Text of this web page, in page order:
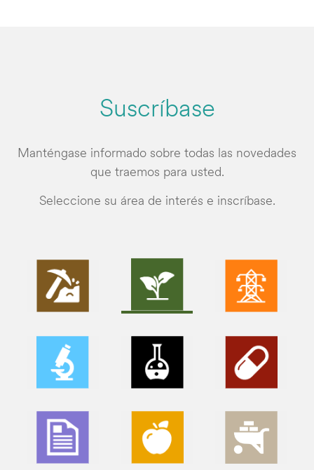
Suscríbase
Manténgase informado sobre todas las novedades
que traemos para usted.
Seleccione su área de interés e inscríbase.